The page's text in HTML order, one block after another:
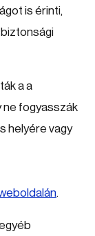
is érinti,
a a
ne fogyasszák
helyére vagy
.